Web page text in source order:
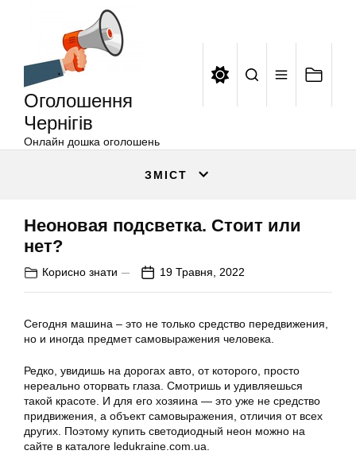
Оголошення
Чернігів
Онлайн дошка оголошень
ЗМІСТ
Неоновая подсветка. Стоит или
нет?
Корисно знати 19 Травня, 2022
Сегодня машина – это не только средство передвижения,
но и иногда предмет самовыражения человека.
Редко, увидишь на дорогах авто, от которого, просто
нереально оторвать глаза. Смотришь и удивляешься
такой красоте. И для его хозяина — это уже не средство
придвижения, а объект самовыражения, отличия от всех
других. Поэтому купить светодиодный неон можно на
сайте в каталоге ledukraine.com.ua.